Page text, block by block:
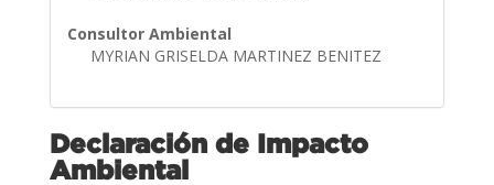
Consultor Ambiental
MYRIAN GRISELDA MARTINEZ BENITEZ
Declaración de Impacto
Ambiental